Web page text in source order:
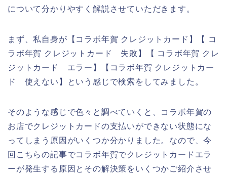
について分かりやすく解説させていただきます。
まず、私自身が【コラボ年賀 クレジットカード】【 コ
ラボ年賀 クレジットカード 失敗】【 コラボ年賀 クレ
ジットカード エラー】【コラボ年賀 クレジットカー
ド 使えない】という感じで検索をしてみました。
そのような感じで色々と調べていくと、コラボ年賀の
お店でクレジットカードの支払いができない状態にな
ってしまう原因がいくつか分かりました。なので、今
回こちらの記事でコラボ年賀でクレジットカードエラ
ーが発生する原因とその解決策をいくつかご紹介させ